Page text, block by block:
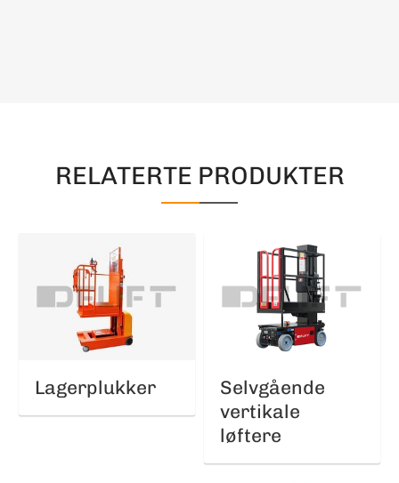
RELATERTE PRODUKTER
Lagerplukker
Selvgående
vertikale
løftere